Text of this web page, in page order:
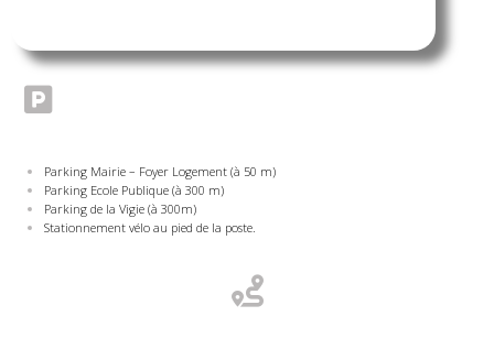
Parking Mairie – Foyer Logement (à 50 m)
Parking Ecole Publique (à 300 m)
Parking de la Vigie (à 300m)
Stationnement vélo au pied de la poste.